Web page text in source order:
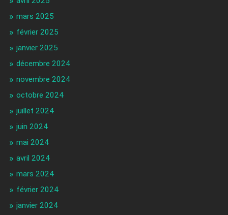
mars 2025
février 2025
janvier 2025
décembre 2024
novembre 2024
octobre 2024
juillet 2024
juin 2024
mai 2024
avril 2024
mars 2024
février 2024
janvier 2024